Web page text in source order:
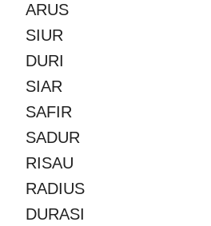
ARUS
SIUR
DURI
SIAR
SAFIR
SADUR
RISAU
RADIUS
DURASI